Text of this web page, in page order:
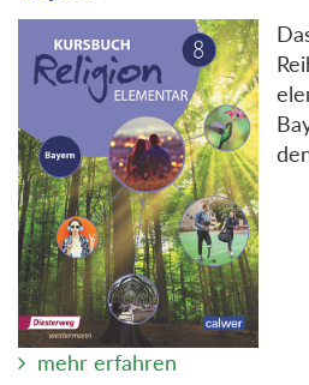
mehr erfahren